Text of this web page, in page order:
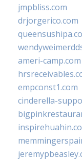
jmpbliss.com
drjorgerico.com
ameri-camp.com
empconst1.com
cinderella-